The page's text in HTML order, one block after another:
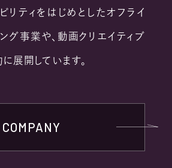
リティをはじめとしたオフライ
グ事業や、 動画クリエイティブ
展開しています。
COMPANY